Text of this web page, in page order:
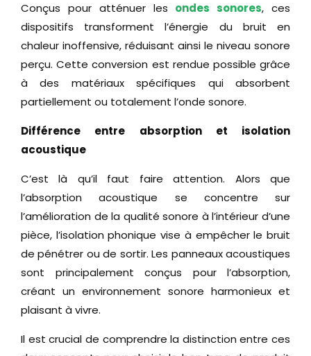
Conçus pour atténuer les ondes sonores, ces
dispositifs transforment l’énergie du bruit en
chaleur inoffensive, réduisant ainsi le niveau sonore
perçu. Cette conversion est rendue possible grâce
à des matériaux spécifiques qui absorbent
partiellement ou totalement l’onde sonore.
Différence entre absorption et isolation
acoustique
C’est là qu’il faut faire attention. Alors que
l’absorption acoustique se concentre sur
l’amélioration de la qualité sonore à l’intérieur d’une
pièce, l’isolation phonique vise à empêcher le bruit
de pénétrer ou de sortir. Les panneaux acoustiques
sont principalement conçus pour l’absorption,
créant un environnement sonore harmonieux et
plaisant à vivre.
Il est crucial de comprendre la distinction entre ces